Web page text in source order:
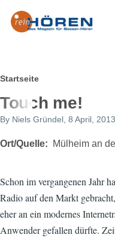
Pfadnavigation
Startseite
Touch me!
By Niels Gründel , 8 April, 2013
Ort/Quelle Mülheim an
Schon im vergangenen Jahr
Radio auf den Markt
eher an ein modernes
Anwender gefallen dürfte.